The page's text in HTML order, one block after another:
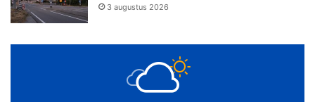
3 augustus 2026